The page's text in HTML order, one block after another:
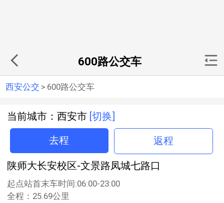
600路公交车
西安公交 > 600路公交车
当前城市：西安市 [切换]
去程 返程
陕师大长安校区-文景路凤城七路口
起点站首末车时间:06:00-23:00
全程：25.69公里